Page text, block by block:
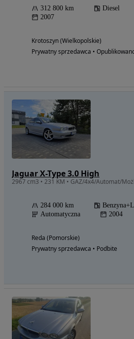
312 800 km Diesel
2007
Krotoszyn (Wielkopolskie)
Prywatny sprzedawca •
Jaguar X-Type 3.0 High
2967 cm3 • 231 KM • GAZ/4x4/Automat/
284 000 km
Automatyczna
2004
Reda (Pomorskie)
Prywatny sprzedawca • Podbite